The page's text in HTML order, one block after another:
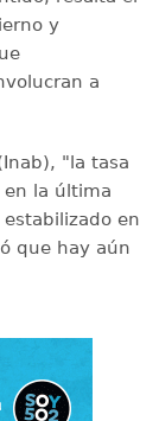
y
a
"la tasa
la última
en
que hay aún